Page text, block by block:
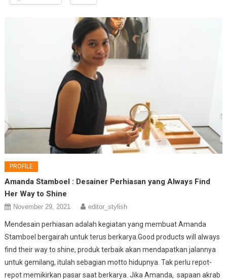
PROFILE
Amanda Stamboel : Desainer Perhiasan yang Always Find
Her Way to Shine
November 29, 2021 editor_stylish
Mendesain perhiasan adalah kegiatan yang membuat Amanda
Stamboel bergairah untuk terus berkarya.Good products will always
find their way to shine, produk terbaik akan mendapatkan jalannya
untuk gemilang, itulah sebagian motto hidupnya. Tak perlu repot-
repot memikirkan pasar saat berkarya. Jika Amanda, sapaan akrab